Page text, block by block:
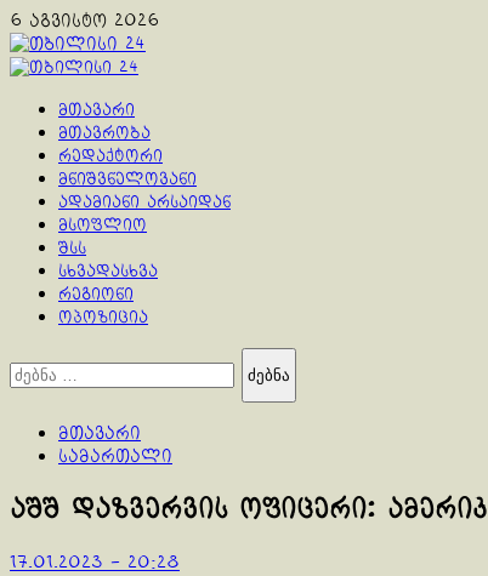
Skip
to
content
6 აგვისტო 2026
Primary
მთავარი
მთავრობა
რედაქტორი
მნიშვნელოვანი
ადამიანი არსაიდან
მსოფლიო
შსს
სხვადასხვა
რეგიონი
ოპოზიცია
ძებნა:
მთავარი
სამართალი
აშშ დაზვერვის ოფიცერი:
17.01.2023 - 20:28